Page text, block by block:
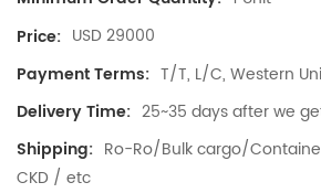
Price: USD 29000
Payment Terms: T/T, L/C, Western
Delivery Time: 25~35 days after we
Shipping: Ro-Ro/Bulk cargo/
CKD / etc